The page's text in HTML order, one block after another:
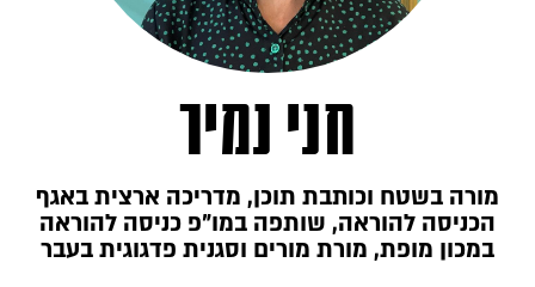
חני נמיר
מורה בשטח וכותבת תוכן, מדריכה ארצית באגף
הכניסה להוראה, שותפה במו"פ כניסה להוראה
במכון מופת, מורת מורים וסגנית פדגוגית בעבר